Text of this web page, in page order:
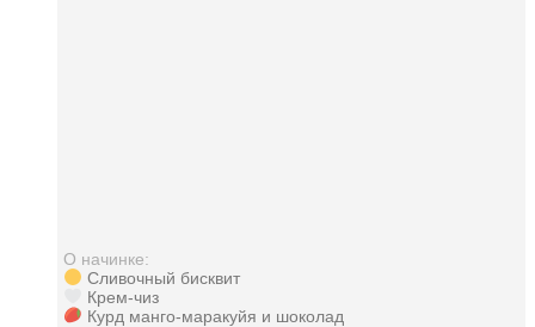
О начинке:
Сливочный бисквит
Крем-чиз
Курд манго-маракуйя и шоколад